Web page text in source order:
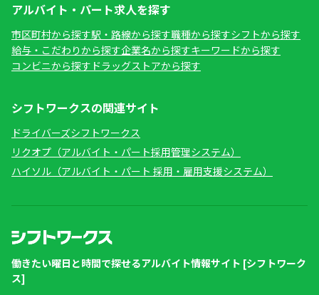
アルバイト・パート求人を探す
市区町村から探す駅・路線から探す職種から探すシフトから探す
給与・こだわりから探す企業名から探すキーワードから探す
コンビニから探す ドラッグストアから探す
シフトワークスの関連サイト
ドライバーズシフトワークス
リクオプ（アルバイト・パート採用管理システム）
ハイソル（アルバイト・パート 採用・雇用支援システム）
働きたい曜日と時間で探せるアルバイト情報サイト [シフトワーク
ス]